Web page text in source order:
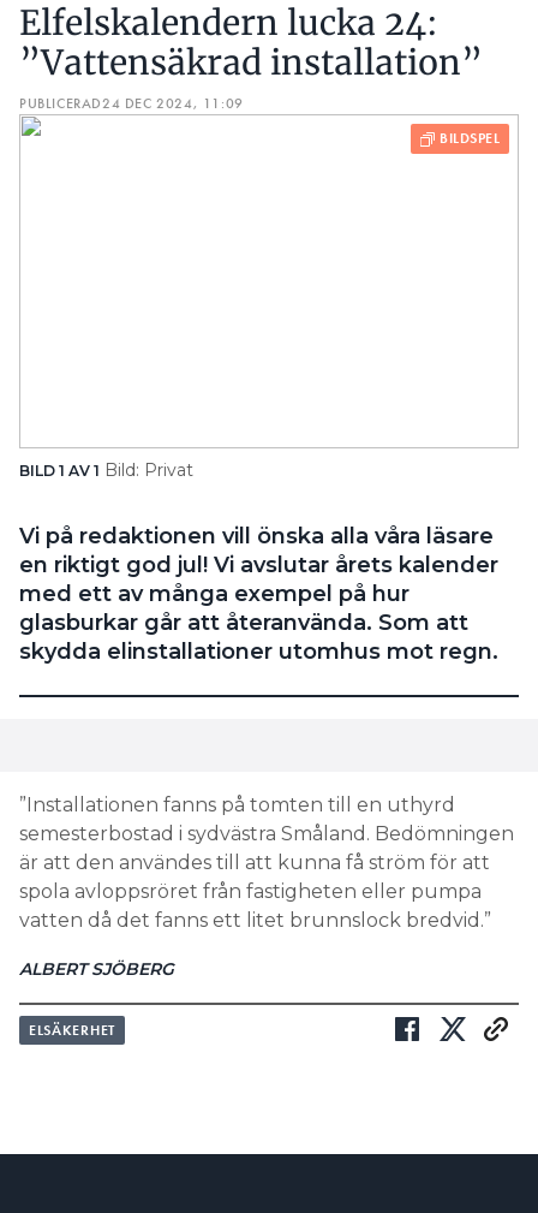
Elfelskalendern lucka 24:
”Vattensäkrad installation”
PUBLICERAD24 DEC 2024, 11:09
BILD 1 AV 1 Bild: Privat
Vi på redaktionen vill önska alla våra läsare
en riktigt god jul! Vi avslutar årets kalender
med ett av många exempel på hur
glasburkar går att återanvända. Som att
skydda elinstallationer utomhus mot regn.
”Installationen fanns på tomten till en uthyrd
semesterbostad i sydvästra Småland. Bedömningen
är att den användes till att kunna få ström för att
spola avloppsröret från fastigheten eller pumpa
vatten då det fanns ett litet brunnslock bredvid.”
ALBERT SJÖBERG
ELSÄKERHET